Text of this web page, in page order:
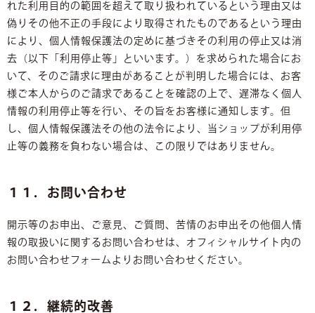
れた利用目的の範囲を超えて取り扱われているという理由又は
偽りその他不正の手段により取得されたものであるという理由
により、個人情報保護法の定めに基づきその利用の停止又は消
去（以下「利用停止等」といいます。）を求められた場合にお
いて、そのご請求に理由があることが判明した場合には、お客
様ご本人からのご請求であることを確認の上で、遅滞なく個人
情報の利用停止等を行い、その旨をお客様に通知します。但
し、個人情報保護法その他の法令により、当ショップが利用停
止等の義務を負わない場合は、この限りではありません。
１１．お問い合わせ
開示等のお申出、ご意見、ご質問、苦情のお申出その他個人情
報の取扱いに関するお問い合わせは、オフィシャルサイト内の
お問い合わせフォームよりお問い合わせください。
１２．継続的改善